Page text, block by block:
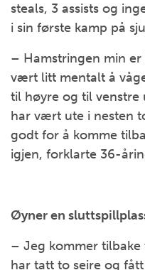
steals, 3 assists og
i sin første kamp på
– Hamstringen min
vært litt mentalt å
til høyre og til venstre
har vært ute i nesten
godt for å komme
igjen, forklarte 36-
Øyner en
– Jeg kommer tilbake
har tatt to seire og